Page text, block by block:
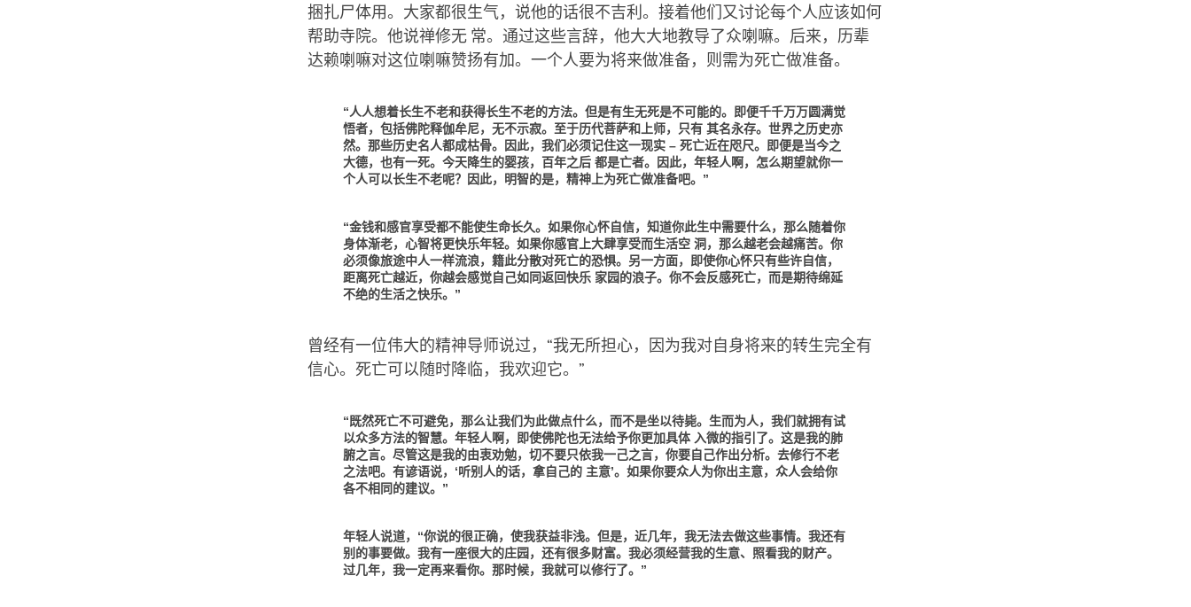
捆扎尸体用。大家都很生气，说他的话很不吉利。接着他们又讨论每个人应该如何
帮助寺院。他说禅修无 常。通过这些言辞，他大大地教导了众喇嘛。后来，历辈
达赖喇嘛对这位喇嘛赞扬有加。一个人要为将来做准备，则需为死亡做准备。
“人人想着长生不老和获得长生不老的方法。但是有生无死是不可能的。即便千千万万圆满觉
悟者，包括佛陀释伽牟尼，无不示寂。至于历代菩萨和上师，只有 其名永存。世界之历史亦
然。那些历史名人都成枯骨。因此，我们必须记住这一现实 – 死亡近在咫尺。即便是当今之
大德，也有一死。今天降生的婴孩，百年之后 都是亡者。因此，年轻人啊，怎么期望就你一
个人可以长生不老呢？因此，明智的是，精神上为死亡做准备吧。”
“金钱和感官享受都不能使生命长久。如果你心怀自信，知道你此生中需要什么，那么随着你
身体渐老，心智将更快乐年轻。如果你感官上大肆享受而生活空 洞，那么越老会越痛苦。你
必须像旅途中人一样流浪，籍此分散对死亡的恐惧。另一方面，即使你心怀只有些许自信，
距离死亡越近，你越会感觉自己如同返回快乐 家园的浪子。你不会反感死亡，而是期待绵延
不绝的生活之快乐。”
曾经有一位伟大的精神导师说过，“我无所担心，因为我对自身将来的转生完全有
信心。死亡可以随时降临，我欢迎它。”
“既然死亡不可避免，那么让我们为此做点什么，而不是坐以待毙。生而为人，我们就拥有试
以众多方法的智慧。年轻人啊，即使佛陀也无法给予你更加具体 入微的指引了。这是我的肺
腑之言。尽管这是我的由衷劝勉，切不要只依我一己之言，你要自己作出分析。去修行不老
之法吧。有谚语说，‘听别人的话，拿自己的 主意’。如果你要众人为你出主意，众人会给你
各不相同的建议。”
年轻人说道，“你说的很正确，使我获益非浅。但是，近几年，我无法去做这些事情。我还有
别的事要做。我有一座很大的庄园，还有很多财富。我必须经营我的生意、照看我的财产。
过几年，我一定再来看你。那时候，我就可以修行了。”